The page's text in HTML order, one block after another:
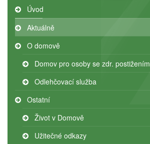
Úvod
Aktuálně
O domově
Domov pro osoby se zdr. postižením
Odlehčovací služba
Ostatní
Život v Domově
Užitečné odkazy